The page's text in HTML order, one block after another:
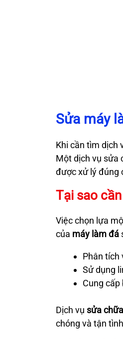
Sửa máy
Khi cần tìm dịch
Một dịch vụ sửa
được xử lý đúng
Tại sao
Việc chọn lựa
của máy làm đá
Phân tích
Sử dụng
Cung
Dịch vụ sửa
chóng và tận